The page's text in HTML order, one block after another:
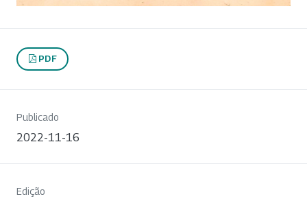
PDF
Publicado
2022-11-16
Edição